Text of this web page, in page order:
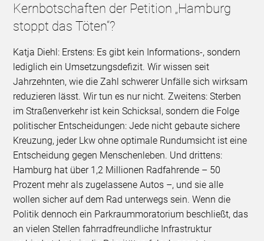
Kernbotschaften der Petition „Hamburg
stoppt das Töten“?
Katja Diehl: Erstens: Es gibt kein Informations-, sondern
lediglich ein Umsetzungsdefizit. Wir wissen seit
Jahrzehnten, wie die Zahl schwerer Unfälle sich wirksam
reduzieren lässt. Wir tun es nur nicht. Zweitens: Sterben
im Straßenverkehr ist kein Schicksal, sondern die Folge
politischer Entscheidungen: Jede nicht gebaute sichere
Kreuzung, jeder Lkw ohne optimale Rundumsicht ist eine
Entscheidung gegen Menschenleben. Und drittens:
Hamburg hat über 1,2 Millionen Radfahrende – 50
Prozent mehr als zugelassene Autos –, und sie alle
wollen sicher auf dem Rad unterwegs sein. Wenn die
Politik dennoch ein Parkraummoratorium beschließt, das
an vielen Stellen fahrradfreundliche Infrastruktur